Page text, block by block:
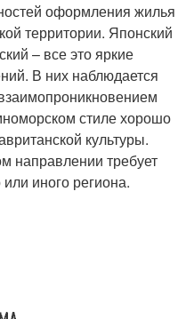
оформления жилья
территории. Японский
– все это яркие
В них наблюдается
стиле хорошо
культуры.
направлении требует
иного региона.